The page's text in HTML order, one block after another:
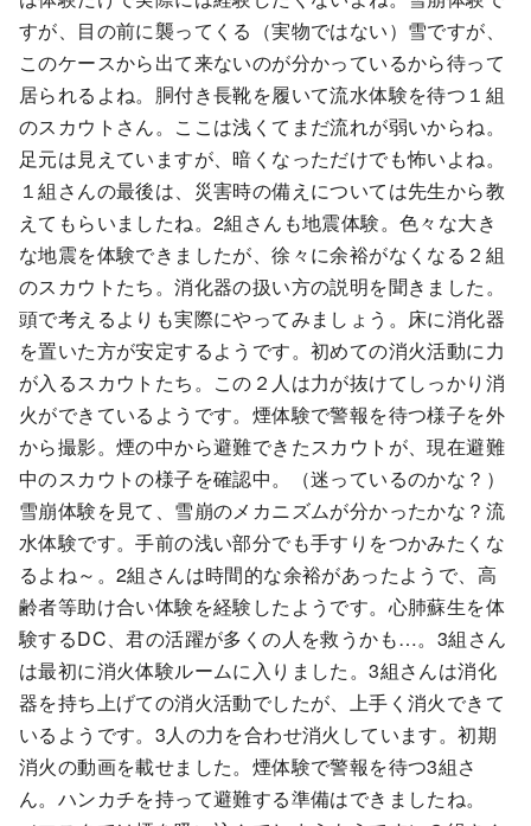
すが、目の前に襲ってくる（実物ではない）雪ですが、
このケースから出て来ないのが分かっているから待って
居られるよね。胴付き長靴を履いて流水体験を待つ１組
のスカウトさん。ここは浅くてまだ流れが弱いからね。
足元は見えていますが、暗くなっただけでも怖いよね。
１組さんの最後は、災害時の備えについては先生から教
えてもらいましたね。2組さんも地震体験。色々な大き
な地震を体験できましたが、徐々に余裕がなくなる２組
のスカウトたち。消化器の扱い方の説明を聞きました。
頭で考えるよりも実際にやってみましょう。床に消化器
を置いた方が安定するようです。初めての消火活動に力
が入るスカウトたち。この２人は力が抜けてしっかり消
火ができているようです。煙体験で警報を待つ様子を外
から撮影。煙の中から避難できたスカウトが、現在避難
中のスカウトの様子を確認中。（迷っているのかな？）
雪崩体験を見て、雪崩のメカニズムが分かったかな？流
水体験です。手前の浅い部分でも手すりをつかみたくな
るよね～。2組さんは時間的な余裕があったようで、高
齢者等助け合い体験を経験したようです。心肺蘇生を体
験するDC、君の活躍が多くの人を救うかも…。3組さん
は最初に消火体験ルームに入りました。3組さんは消化
器を持ち上げての消火活動でしたが、上手く消火できて
いるようです。3人の力を合わせ消火しています。初期
消火の動画を載せました。煙体験で警報を待つ3組さ
ん。ハンカチを持って避難する準備はできましたね。